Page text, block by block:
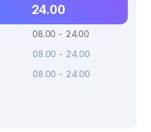
24.00
08.00 - 24.00
08.00 - 24.00
08.00 - 24.00